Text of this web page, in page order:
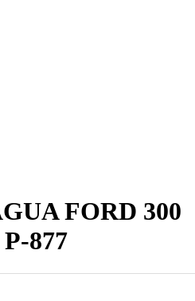
FORD 300
877